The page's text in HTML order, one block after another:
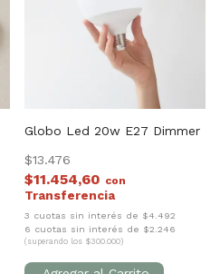
Globo Led 20w E27 Dimmer
$13.476
$11.454,60 con
3 cuotas sin interés de $4.492
6 cuotas sin interés de $2.246
(superando los $300.000)